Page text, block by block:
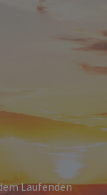
Laufenden